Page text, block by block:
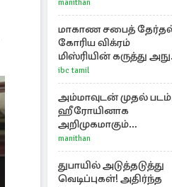
புதிய பள்ளம்!
manithan
மாகாண சபைத்
கோரிய விக்ரம்
மிஸ்ரியின் கருத்து
ஊடக பிரிவால்
அமுக்கப்பட்டது ஏன்...!
ibc tamil
அம்மாவுடன் முதல்
ஹீரோயினாக
அறிமுகமாகும்
ஊர்வசியின் மகள்
தேஜலட்சுமி!
manithan
துபாயில் அடுத்தடுத்து
வெடிப்புகள்! அதிர்ந்த